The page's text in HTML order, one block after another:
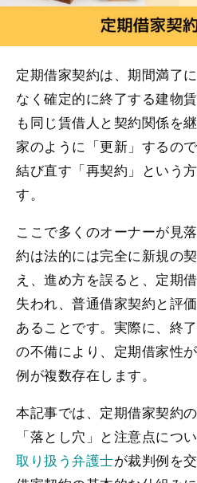
定期借家契約は、期間満了
なく確定的に終了する建物
も同じ賃借人と契約関係を
家のように「更新」するの
結び直す「再契約」という
す。
ここで多くのオーナーが見
約は法的には完全に新規の
え、進め方を誤ると、定期
失われ、普通借家契約と評
あることです。実際に、終
の不備により、定期借家性
例が複数存在します。
本記事では、定期借家契約
「落とし穴」と注意点につい
取り扱う弁護士が裁判例を